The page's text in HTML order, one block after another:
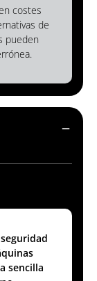
costes
de
pueden
remove
sencilla